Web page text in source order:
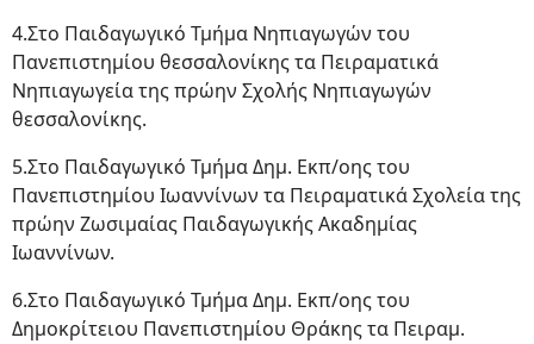
4.Στο Παιδαγωγικό Τμήμα Νηπιαγωγών του
Πανεπιστημίου θεσσαλονίκης τα Πειραματικά
Νηπιαγωγεία της πρώην Σχολής Νηπιαγωγών
θεσσαλονίκης.
5.Στο Παιδαγωγικό Τμήμα Δημ. Εκπ/οης του
Πανεπιστημίου Ιωαννίνων τα Πειραματικά Σχολεία της
πρώην Ζωσιμαίας Παιδαγωγικής Ακαδημίας
Ιωαννίνων.
6.Στο Παιδαγωγικό Τμήμα Δημ. Εκπ/οης του
Δημοκρίτειου Πανεπιστημίου Θράκης τα Πειραμ.